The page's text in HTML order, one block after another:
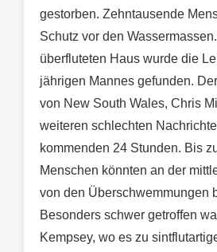
gestorben. Zehntausende
Schutz vor den
überfluteten Haus wurde die
jährigen Mannes gefunden.
von New South Wales, Chris
weiteren schlechten
kommenden 24 Stunden. Bis
Menschen könnten an der
von den Überschwemmungen
Besonders schwer getroffen
Kempsey, wo es zu